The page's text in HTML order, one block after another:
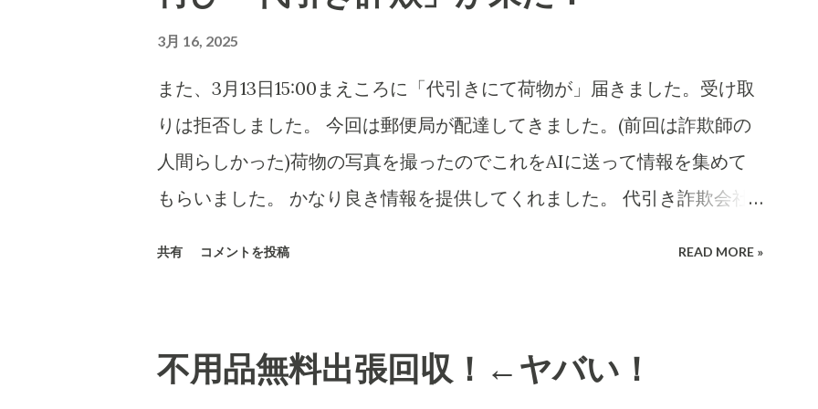
3月 16, 2025
また、3月13日15:00まえころに「代引きにて荷物が」届きました。受け取
りは拒否しました。 今回は郵便局が配達してきました。(前回は詐欺師の
人間らしかった)荷物の写真を撮ったのでこれをAIに送って情報を集めて
もらいました。 かなり良き情報を提供してくれました。 代引き詐欺会社
とヤマトなど宅配会社にとっては上得意のお客さまであるのかもしれな
共有 コメントを投稿 READ MORE »
不用品無料出張回収！←ヤバい！